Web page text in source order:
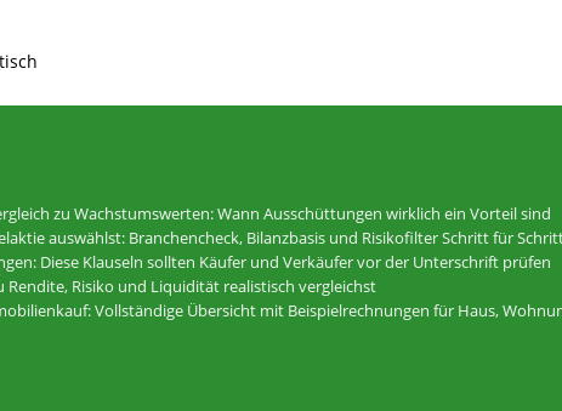
zu Wachstumswerten: Wann Ausschüttungen wirklich ein Vorteil sind
auswählst: Branchencheck, Bilanzbasis und Risikofilter Schritt für
Diese Klauseln sollten Käufer und Verkäufer vor der Unterschrift prüfen
Rendite, Risiko und Liquidität realistisch vergleichst
Vollständige Übersicht mit Beispielrechnungen für Haus,